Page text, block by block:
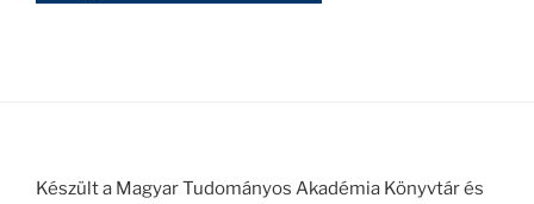
Készült a Magyar Tudományos Akadémia Könyvtár és